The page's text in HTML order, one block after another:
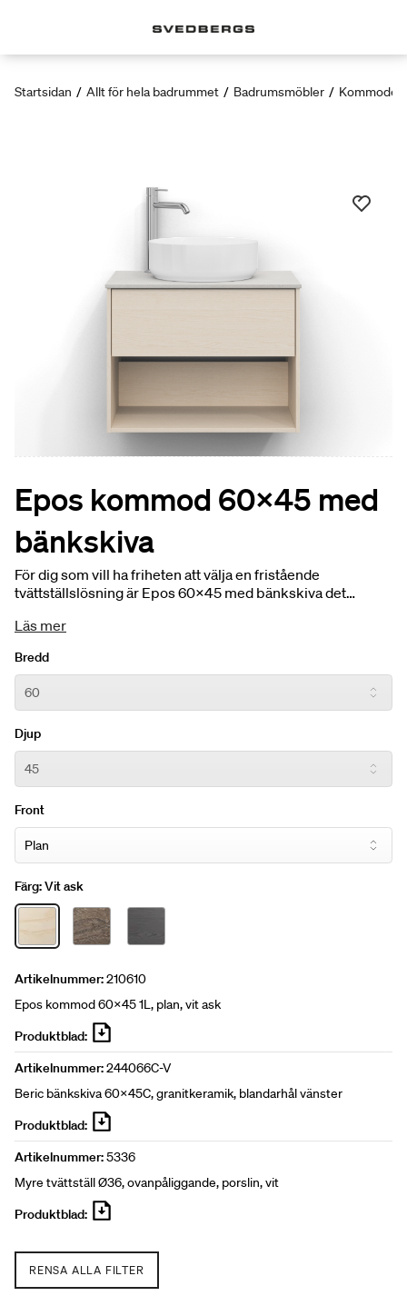
Startsidan / Allt för hela badrummet / Badrumsmöbler / Kommoder
Epos kommod 60x45 med
bänkskiva
För dig som vill ha friheten att välja en fristående
tvättställslösning är Epos 60x45 med bänkskiva det
idealisk för mindre badrum, medan granitkeramiken i
materialen tala och skapa ett personligt uttryck i liten skala.
Läs mer
Bredd
Djup
Front
Färg:Vit ask
Artikelnummer:210610
Epos kommod 60x45 1L, plan, vit ask
Produktblad:
Artikelnummer:244066C-V
Beric bänkskiva 60x45C, granitkeramik, blandarhål vänster
Produktblad:
Artikelnummer:5336
Myre tvättställ Ø36, ovanpåliggande, porslin, vit
Produktblad:
RENSA ALLA FILTER